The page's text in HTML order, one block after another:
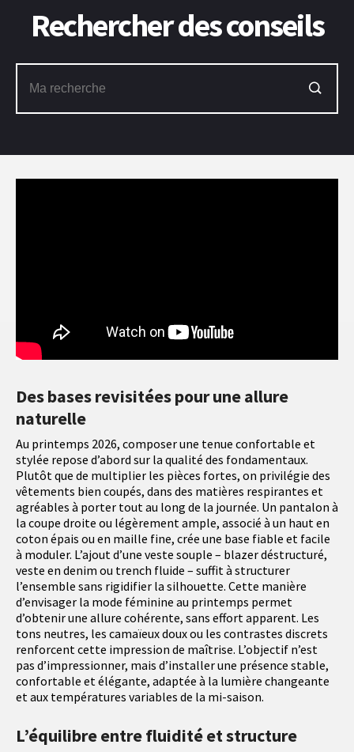
Des bases revisitées pour une allure
naturelle
Au printemps 2026, composer une tenue confortable et
stylée repose d’abord sur la qualité des fondamentaux.
Plutôt que de multiplier les pièces fortes, on privilégie des
vêtements bien coupés, dans des matières respirantes et
agréables à porter tout au long de la journée. Un pantalon à
la coupe droite ou légèrement ample, associé à un haut en
coton épais ou en maille fine, crée une base fiable et facile
à moduler. L’ajout d’une veste souple – blazer déstructuré,
veste en denim ou trench fluide – suffit à structurer
l’ensemble sans rigidifier la silhouette. Cette manière
d’envisager la mode féminine au printemps permet
d’obtenir une allure cohérente, sans effort apparent. Les
tons neutres, les camaïeux doux ou les contrastes discrets
renforcent cette impression de maîtrise. L’objectif n’est
pas d’impressionner, mais d’installer une présence stable,
confortable et élégante, adaptée à la lumière changeante
et aux températures variables de la mi-saison.
L’équilibre entre fluidité et structure
Rechercher des conseils